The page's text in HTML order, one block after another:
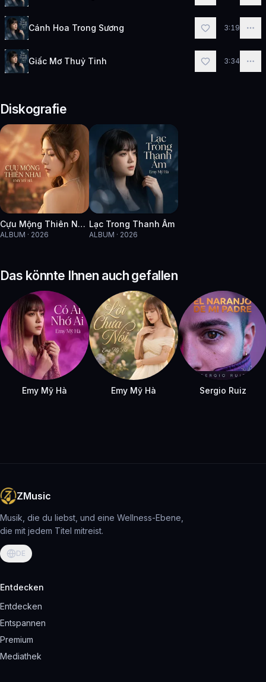
Cánh Hoa Trong Sương 3:19
Giấc Mơ Thuỷ Tinh 3:34
Diskografie
Cựu Mộng Thiên Nhai
ALBUM · 2026
Lạc Trong Thanh Âm
ALBUM · 2026
Das könnte Ihnen auch gefallen
Emy Mỹ Hà Emy Mỹ Hà Sergio Ruiz
ZMusic
Musik, die du liebst, und eine Wellness-Ebene,
die mit jedem Titel mitreist.
DE
Entdecken
Entdecken
Entspannen
Premium
Mediathek